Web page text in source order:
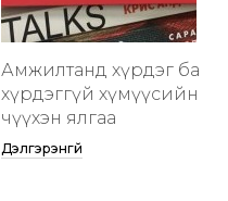
Амжилтанд хүрдэг ба
хүрдэггүй хүмүүсийн
өчүүхэн ялгаа
Дэлгэрэнгүй